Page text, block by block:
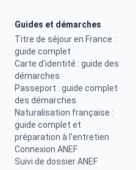
Guides et démarches
Titre de séjour en France :
guide complet
Carte d'identité : guide des
démarches
Passeport : guide complet
des démarches
Naturalisation française :
guide complet et
préparation à l'entretien
Connexion ANEF
Suivi de dossier ANEF